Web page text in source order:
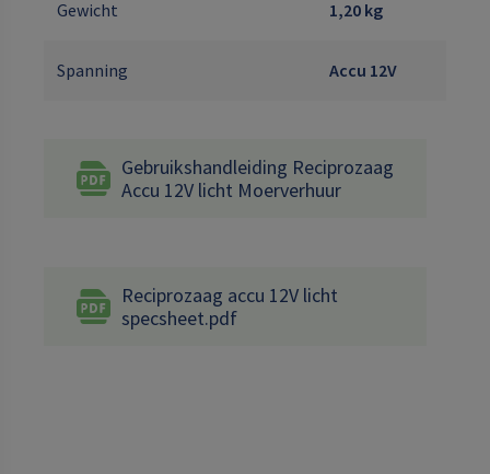
Gewicht 1,20 kg
Spanning Accu 12V
Gebruikshandleiding Reciprozaag
Accu 12V licht Moerverhuur
Reciprozaag accu 12V licht
specsheet.pdf